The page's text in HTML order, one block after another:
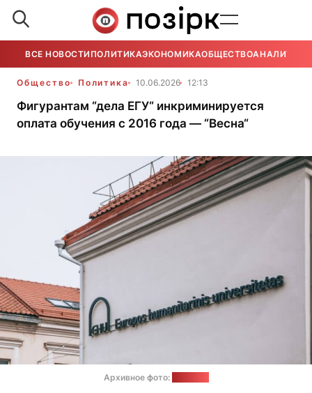
ВСЕ НОВОСТИ ПОЛИТИКАЭКОНОМИКАОБЩЕСТВОАНАЛИТИКА
Общество Политика 10.06.2026 12:13
Фигурантам “дела ЕГУ“ инкриминируется
оплата обучения с 2016 года — “Весна“
Архивное фото: